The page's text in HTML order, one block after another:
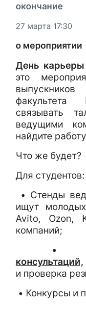
окончание
27 марта 17:30
о мероприятии
День
это
связывать
ведущими
найдите
Что же будет?
Для студентов:
• Стенды
ищут
Avito, Ozon,
компаний;
консультаций,
и проверка
• Конкурсы и